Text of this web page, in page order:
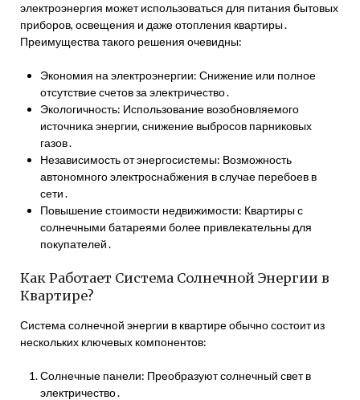
электроэнергия может использоваться для питания бытовых
приборов, освещения и даже отопления квартиры․
Преимущества такого решения очевидны:
Экономия на электроэнергии: Снижение или полное
отсутствие счетов за электричество․
Экологичность: Использование возобновляемого
источника энергии, снижение выбросов парниковых
газов․
Независимость от энергосистемы: Возможность
автономного электроснабжения в случае перебоев в
сети․
Повышение стоимости недвижимости: Квартиры с
солнечными батареями более привлекательны для
покупателей․
Как Работает Система Солнечной Энергии в
Квартире?
Система солнечной энергии в квартире обычно состоит из
нескольких ключевых компонентов:
Солнечные панели: Преобразуют солнечный свет в
электричество․